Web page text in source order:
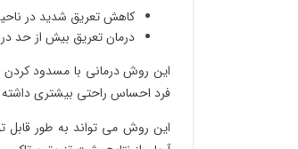
کاهش تعریق شدید در
درمان تعریق بیش از حد
این روش درمانی با مسدود
فرد احساس راحتی بیشتری داشته
این روش می‌ تواند به‌ طور قابل